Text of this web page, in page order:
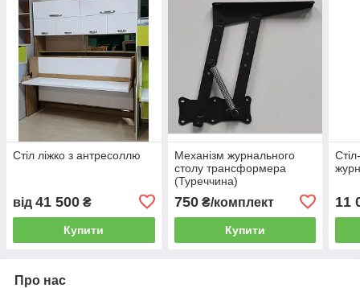
Стіл ліжко з антресоллю
від 41 500 ₴
Купити
Механізм журнального
столу трансформера
(Туреччина)
750₴/комплект
Купити
11
Про нас